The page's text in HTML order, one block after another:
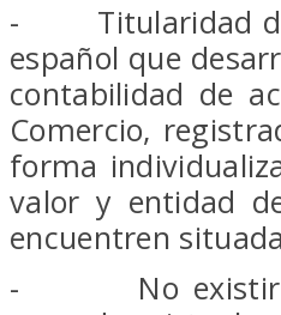
- Titularidad de
español que
contabilidad de
Comercio,
forma
valor y entidad
encuentren
- No existirá